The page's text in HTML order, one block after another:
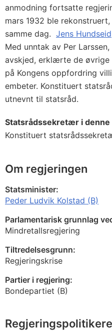
anmodning fortsatte
mars 1932 ble
samme dag. Jens Hundseid
Med unntak av Per
avskjed, erklærte de øvrige
på Kongens oppfordring
embeter. Konstituert
utnevnt til statsråd.
Statsrådssekretær i denne
Konstituert
Om regjeringen
Statsminister:
Peder Ludvik Kolstad (B)
Parlamentarisk grunnlag
Mindretallsregjering
Tiltredelsesgrunn:
Regjeringskrise
Partier i regjering:
Bondepartiet (B)
Regjeringspolitikere